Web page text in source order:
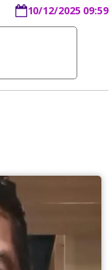
10/12/2025 09:59